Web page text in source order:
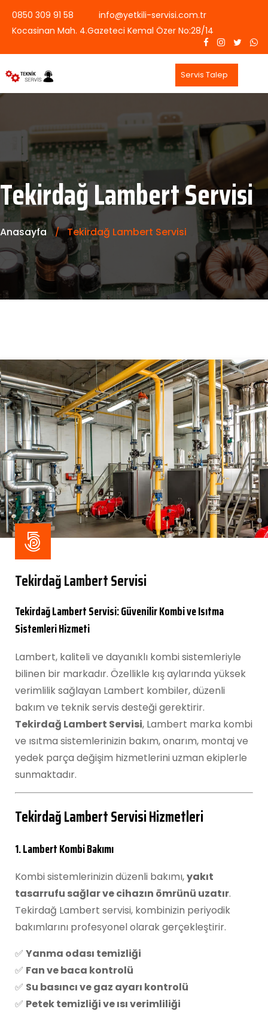
0850 309 91 58
info@yetkili-servisi.com.tr
Kocasinan Mah. 4.Gazeteci Kemal Özer No:28/14
Servis Talep
Tekirdağ Lambert Servisi
Anasayfa Tekirdağ Lambert Servisi
Tekirdağ Lambert Servisi
Tekirdağ Lambert Servisi: Güvenilir Kombi ve Isıtma
Sistemleri Hizmeti
Lambert, kaliteli ve dayanıklı kombi sistemleriyle
bilinen bir markadır. Özellikle kış aylarında yüksek
verimlilik sağlayan Lambert kombiler, düzenli
bakım ve teknik servis desteği gerektirir.
Tekirdağ Lambert Servisi, Lambert marka kombi
ve ısıtma sistemlerinizin bakım, onarım, montaj ve
yedek parça değişim hizmetlerini uzman ekiplerle
sunmaktadır.
Tekirdağ Lambert Servisi Hizmetleri
1. Lambert Kombi Bakımı
Kombi sistemlerinizin düzenli bakımı,yakıt
tasarrufu sağlar ve cihazın ömrünü uzatır.
Tekirdağ Lambert servisi, kombinizin periyodik
bakımlarını profesyonel olarak gerçekleştirir.
✅ Yanma odası temizliği
✅ Fan ve baca kontrolü
✅ Su basıncı ve gaz ayarı kontrolü
✅ Petek temizliği ve ısı verimliliği